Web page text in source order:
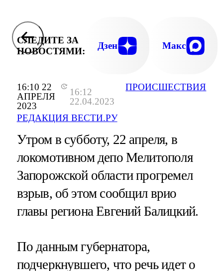
16:10 22
АПРЕЛЯ
2023
16:12
22.04.2023
РЕДАКЦИЯ ВЕСТИ.РУ
ПРОИСШЕСТВИЯ
СЛЕДИТЕ ЗА
НОВОСТЯМИ:
Дзен Макс
Утром в субботу, 22 апреля, в
локомотивном депо Мелитополя
Запорожской области прогремел
взрыв, об этом сообщил врио
главы региона Евгений Балицкий.
По данным губернатора,
подчеркнувшего, что речь идет о